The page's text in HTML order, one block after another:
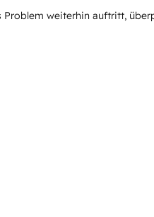
Problem weiterhin auftritt,